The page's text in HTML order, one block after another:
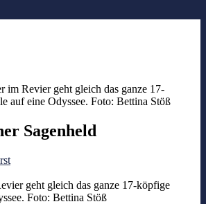
im Revier geht gleich das ganze 17-
auf eine Odyssee. Foto: Bettina Stöß
Sagenheld
geht gleich das ganze 17-köpfige
Foto: Bettina Stöß